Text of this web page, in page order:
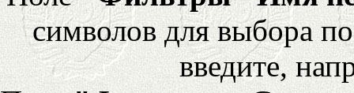
символов для выбора
введите,